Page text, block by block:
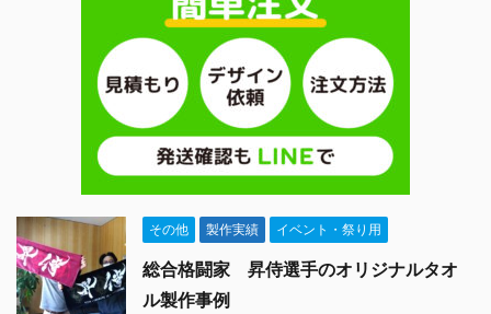
ートなどでも首に巻いた
り、タオルを振ったりし
てよく利用されているも
のとなっています。 手書
きイメージからデザイン
しタオルになるまでをご
紹介します。 手書きのイ
メージ画像を送る 注文完
了後、マイページ ...
その他 製作実績 イベント・祭り用
総合格闘家 昇侍選手のオリジナルタオ
ル製作事例